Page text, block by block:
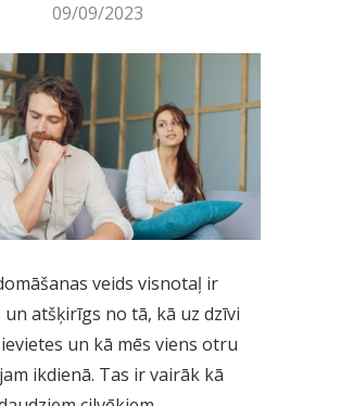
09/09/2023
veids visnotaļ ir
un atšķirīgs no tā, kā uz dzīvi
un kā mēs viens otru
ikdienā. Tas ir vairāk kā